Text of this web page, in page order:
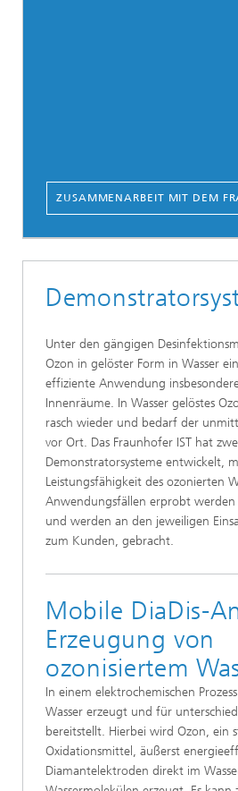
ZUSAMMENARBEIT MIT DEM
Unter den gängigen
Ozon in gelöster Form in Wasser
effiziente Anwendung
Innenräume. In Wasser gelöstes
rasch wieder und bedarf der
vor Ort. Das Fraunhofer IST hat
Demonstratorsysteme entwickelt,
Leistungsfähigkeit des ozonierten
Anwendungsfällen erprobt werden
und werden an den jeweiligen
zum Kunden, gebracht.
Mobile DiaDis-
Erzeugung von
ozonisiertem
In einem elektrochemischen
Wasser erzeugt und für
bereitstellt. Hierbei wird Ozon, ein
Oxidationsmittel, äußerst
Diamantelektroden direkt im